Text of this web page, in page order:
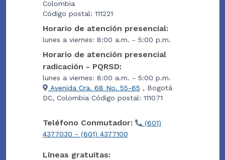
Colombia
Código postal: 111221
Horario de atención presencial:
lunes a viernes: 8:00 a.m. - 5:00 p.m.
Horario de atención presencial
radicación - PQRSD:
lunes a viernes: 8:00 a.m. - 5:00 p.m.
Avenida Cra. 68 No. 55-65 , Bogotá
DC, Colombia Código postal: 111071
Teléfono Conmutador:
(601)
4377030 - (601) 4377100
Líneas gratuitas: